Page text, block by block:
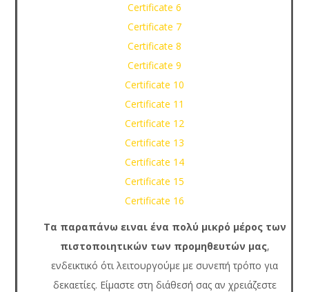
Certificate 6
Certificate 7
Certificate 8
Certificate 9
Certificate 10
Certificate 11
Certificate 12
Certificate 13
Certificate 14
Certificate 15
Certificate 16
Τα παραπάνω ειναι ένα πολύ μικρό μέρος των
πιστοποιητικών των προμηθευτών μας,
ενδεικτικό ότι λειτουργούμε με συνεπή τρόπο για
δεκαετίες. Είμαστε στη διάθεσή σας αν χρειάζεστε